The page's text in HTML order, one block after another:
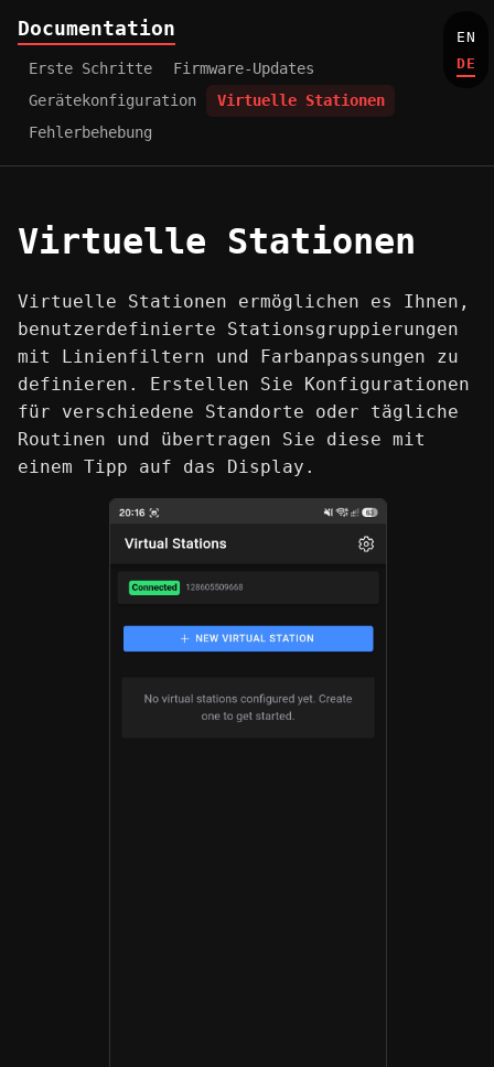
EN
DE
Documentation
Erste Schritte
Firmware-Updates
Gerätekonfiguration
Virtuelle Stationen
Fehlerbehebung
Virtuelle Stationen
Virtuelle Stationen ermöglichen es Ihnen,
benutzerdefinierte Stationsgruppierungen
mit Linienfiltern und Farbanpassungen zu
definieren. Erstellen Sie Konfigurationen
für verschiedene Standorte oder tägliche
Routinen und übertragen Sie diese mit
einem Tipp auf das Display.